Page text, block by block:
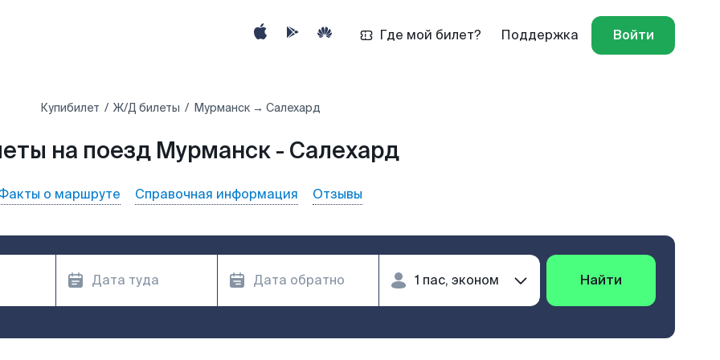
Где мой билет? Поддержка Войти
Купибилет Ж/Д билеты Мурманск → Салехард
на поезд Мурманск - Салехард
о маршруте Справочная информация Отзывы
Найти